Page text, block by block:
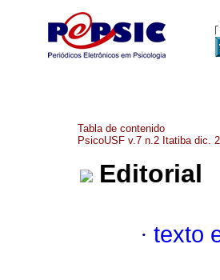
Tabla de contenido
PsicoUSF v.7 n.2 Itatiba dic.
Editorial
· texto